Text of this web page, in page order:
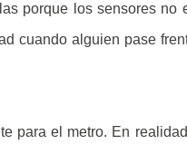
porque los sensores no
cuando alguien pase
para el metro. En